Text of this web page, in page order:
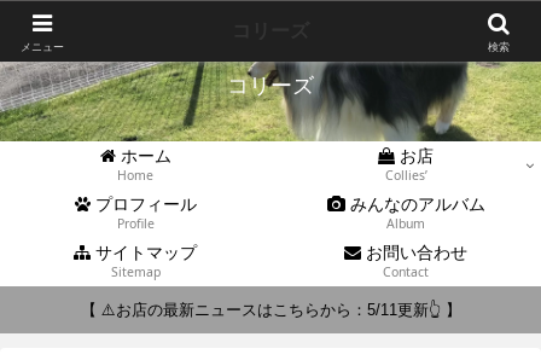
コリーズ
ホーム
Home
お店
Collies’
プロフィール
Profile
みんなのアルバム
Album
サイトマップ
Sitemap
お問い合わせ
Contact
【 ⚠️お店の最新ニュースはこちらから：5/11更新👆 】
メニュー 検索